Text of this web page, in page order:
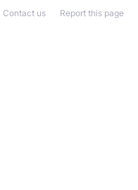
Report this page
Contact us